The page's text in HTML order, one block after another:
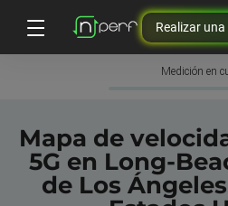
Realizar
Medición en
Mapa de
5G en Long-
de Los